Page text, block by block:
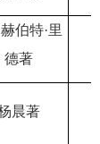
伯特·里
德著
晨著